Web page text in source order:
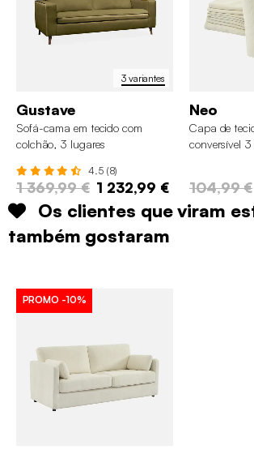
3 variantes
Gustave
Sofá-cama em tecido com
colchão, 3 lugares
4.5 (8)
1 369,99 € 1 232,99 €
Neo
Capa de
conversível
104,99 €
Os clientes que viram
também gostaram
PROMO -10%